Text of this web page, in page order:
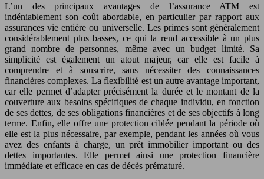
L’un des principaux avantages de l’assurance ATM est
indéniablement son coût abordable, en particulier par rapport aux
assurances vie entière ou universelle. Les primes sont généralement
considérablement plus basses, ce qui la rend accessible à un plus
grand nombre de personnes, même avec un budget limité. Sa
simplicité est également un atout majeur, car elle est facile à
comprendre et à souscrire, sans nécessiter des connaissances
financières complexes. La flexibilité est un autre avantage important,
car elle permet d’adapter précisément la durée et le montant de la
couverture aux besoins spécifiques de chaque individu, en fonction
de ses dettes, de ses obligations financières et de ses objectifs à long
terme. Enfin, elle offre une protection ciblée pendant la période où
elle est la plus nécessaire, par exemple, pendant les années où vous
avez des enfants à charge, un prêt immobilier important ou des
dettes importantes. Elle permet ainsi une protection financière
immédiate et efficace en cas de décès prématuré.